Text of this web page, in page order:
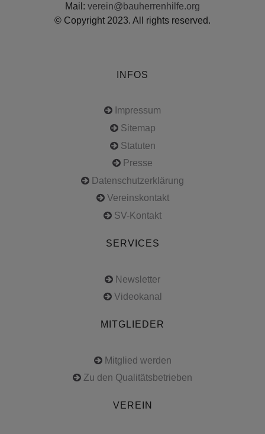
Mail: verein@bauherrenhilfe.org
© Copyright 2023. All rights reserved.
INFOS
Impressum
Sitemap
Statuten
Presse
Datenschutzerklärung
Vereinskontakt
SV-Kontakt
SERVICES
Newsletter
Videokanal
MITGLIEDER
Mitglied werden
Zu den Qualitätsbetrieben
VEREIN